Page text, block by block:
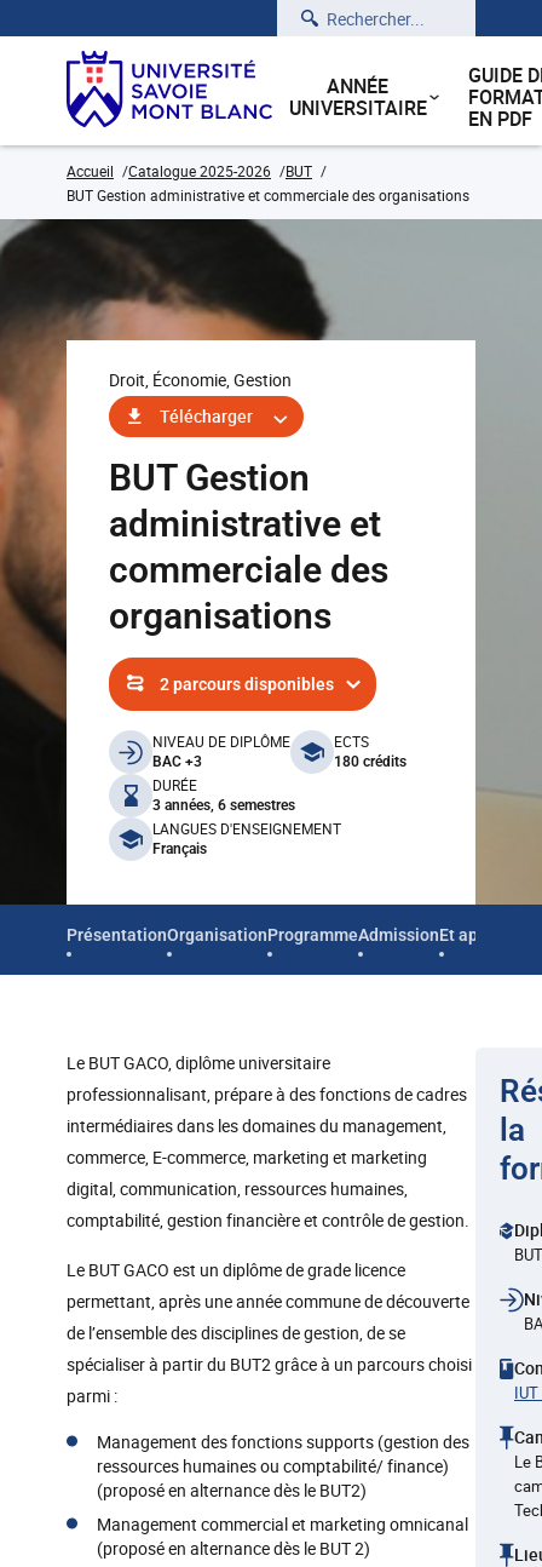
Rechercher
ANNÉE
UNIVERSITAIRE
GUIDE
EN PDF
Accueil Catalogue 2025-2026
BUT
BUT Gestion administrative et commerciale des organisations
Droit, Économie, Gestion
Télécharger
BUT Gestion
administrative et
commerciale des
organisations
2 parcours disponibles
benefits
NIVEAU DE DIPLÔME
BAC +3
ECTS
180 crédits
DURÉE
3 années, 6 semestres
LANGUES D'ENSEIGNEMENT
Français
PrésentationOrganisationProgrammeAdmissionEt après
Le BUT GACO, diplôme universitaire
professionnalisant, prépare à des fonctions de cadres
intermédiaires dans les domaines du management,
commerce, E-commerce, marketing et marketing
digital, communication, ressources humaines,
comptabilité, gestion financière et contrôle de gestion.
Le BUT GACO est un diplôme de grade licence
permettant, après une année commune de découverte
de l’ensemble des disciplines de gestion, de se
spécialiser à partir du BUT2 grâce à un parcours choisi
parmi :
Management des fonctions supports (gestion des
ressources humaines ou comptabilité/ finance)
(proposé en alternance dès le BUT2)
Management commercial et marketing omnicanal
(proposé en alternance dès le BUT 2)
la
BUT
Le